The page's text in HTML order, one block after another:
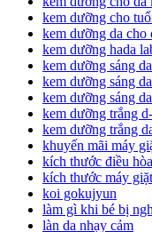
kem dưỡng cho
kem dưỡng da cho
kem dưỡng hada
kem dưỡng sáng da
kem dưỡng sáng
kem dưỡng sáng
kem dưỡng trắng
kem dưỡng trắng
khuyến mãi máy
kích thước điều
kích thước máy
koi gokujyun
làm gì khi bé bị
làn da nhạy cảm